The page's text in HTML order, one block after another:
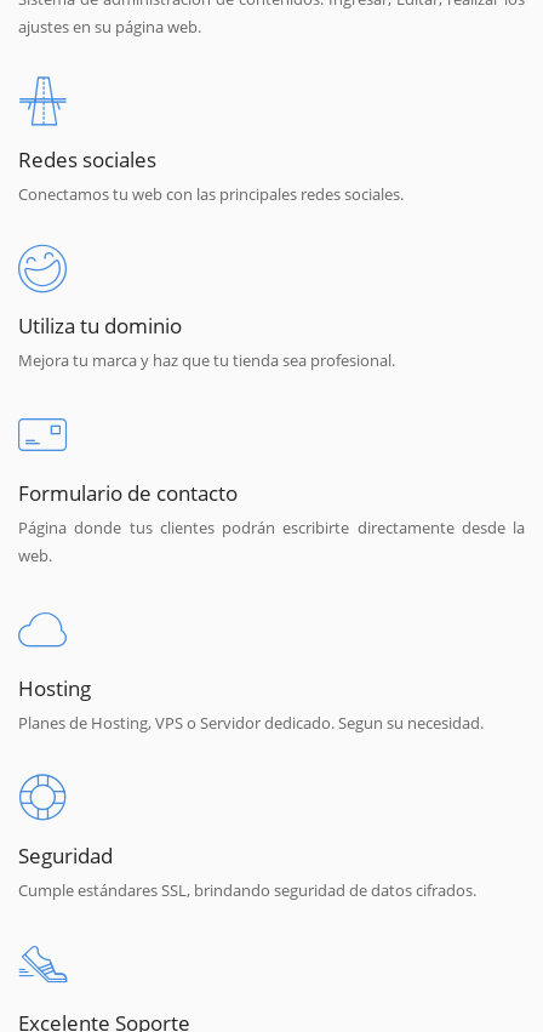
ajustes en su página web.
Redes sociales
Conectamos tu web con las principales redes sociales.
Utiliza tu dominio
Mejora tu marca y haz que tu tienda sea profesional.
Formulario de contacto
Página donde tus clientes podrán escribirte directamente desde la
web.
Hosting
Planes de Hosting, VPS o Servidor dedicado. Segun su necesidad.
Seguridad
Cumple estándares SSL, brindando seguridad de datos cifrados.
Excelente Soporte